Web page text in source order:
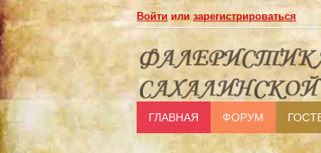
Войти илизарегистрироваться
ГЛАВНАЯ ФОРУМ